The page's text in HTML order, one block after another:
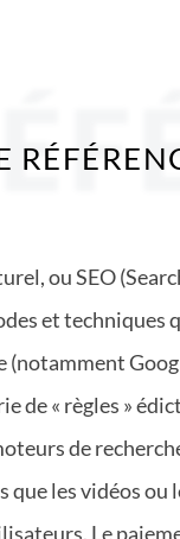
ou SEO
et
(notamment
de « règles »
de
que les vidéos
Le